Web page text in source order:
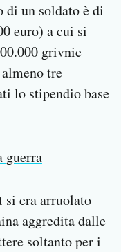
un soldato è di
euro) a cui si
grivnie
tre
lo stipendio base
guerra
si era arruolato
aggredita dalle
soltanto per i